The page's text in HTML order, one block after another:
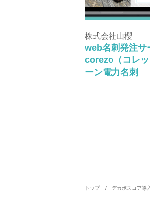
株式会社山櫻
web名刺発注サ
corezo（コレッ
ーン電力名刺
トップ デカボスコア導